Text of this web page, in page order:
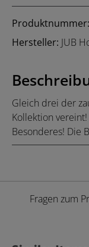
Produktnummer:
Hersteller: JUB
Gleich drei der
Kollektion
Besonderes! Die
Fragen zum